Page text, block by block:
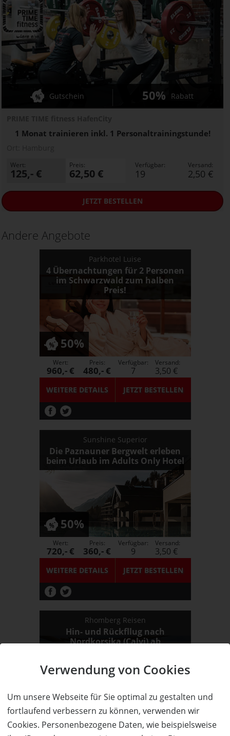
Verwendung von Cookies
Um unsere Webseite für Sie optimal zu gestalten und
fortlaufend verbessern zu können, verwenden wir
Cookies. Personenbezogene Daten, wie beispielsweise
1 Monat trainieren inkl. 1 Personaltrainingstunde!
Gutschein 50% Rabatt
Wert:
125,- €
Preis:
62,50 €
Verfügbar:
19
Versand:
2,50 €
JETZTBESTELLEN
Andere Angebote
Parkhotel Luise
4 Übernachtungen für 2 Personen
im Schwarzwald zum halben
Preis!
50%
WEITERE DETAILS JETZTBESTELLEN
Wert:
960,- €
Preis:
480,- €
Verfügbar:
7
Versand:
3,50 €
Sunshine Superior
Die Paznauner Bergwelt erleben
beim Urlaub im Adults Only Hotel
50%
WEITERE DETAILS JETZTBESTELLEN
Wert:
720,- €
Preis:
360,- €
Verfügbar:
9
Versand:
3,50 €
Rhomberg Reisen
Hin- und Rückfllug nach
Nordkorsika (Calvi) ab
50%
Wert:
1.210,- €
Preis:
605,- €
Verfügbar: Versand: